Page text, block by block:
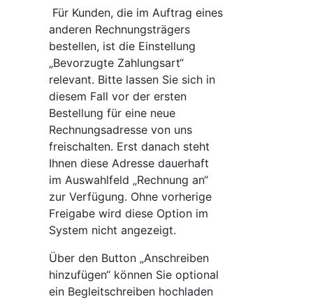
Für Kunden, die im Auftrag eines
anderen Rechnungsträgers
bestellen, ist die Einstellung
„Bevorzugte Zahlungsart“
relevant. Bitte lassen Sie sich in
diesem Fall vor der ersten
Bestellung für eine neue
Rechnungsadresse von uns
freischalten. Erst danach steht
Ihnen diese Adresse dauerhaft
im Auswahlfeld „Rechnung an“
zur Verfügung. Ohne vorherige
Freigabe wird diese Option im
System nicht angezeigt.
Über den Button „Anschreiben
hinzufügen“ können Sie optional
ein Begleitschreiben hochladen